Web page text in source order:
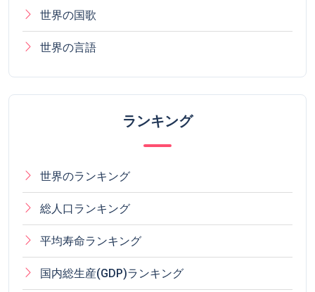
世界の国歌
世界の言語
ランキング
世界のランキング
総人口ランキング
平均寿命ランキング
国内総生産(GDP)ランキング